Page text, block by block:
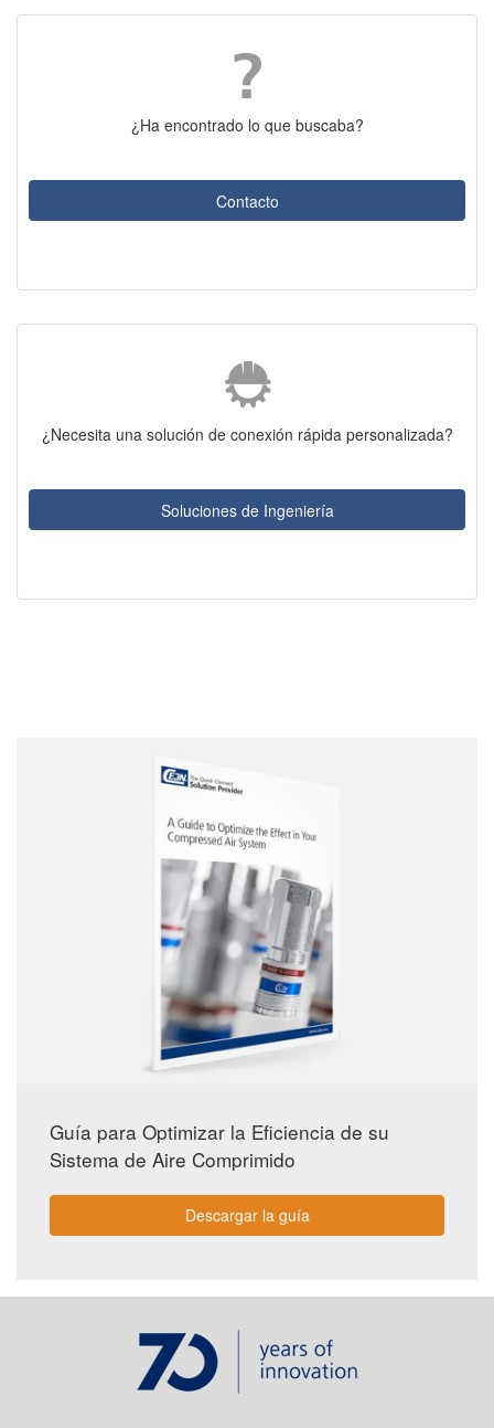
¿Ha encontrado lo que buscaba?
Contacto
¿Necesita una solución de conexión rápida personalizada?
Soluciones de Ingeniería
Guía para Optimizar la Eficiencia de su
Sistema de Aire Comprimido
Descargar la guía